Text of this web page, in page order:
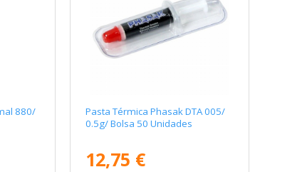
880/
Pasta Térmica Phasak DTA 005/
0.5g/ Bolsa 50 Unidades
12,75 €